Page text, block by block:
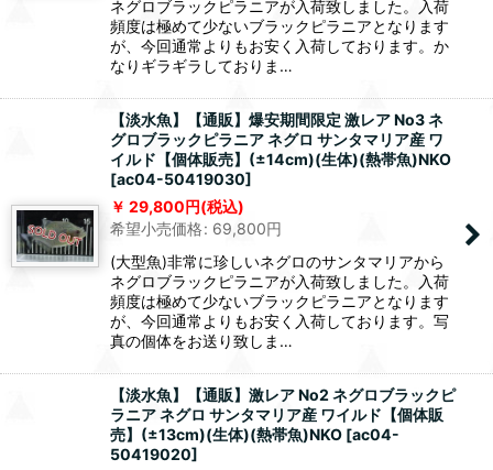
ネグロブラックピラニアが入荷致しました。入荷
頻度は極めて少ないブラックピラニアとなります
が、今回通常よりもお安く入荷しております。か
なりギラギラしておりま…
【淡水魚】【通販】爆安期間限定 激レア No3 ネ
グロブラックピラニア ネグロ サンタマリア産 ワ
イルド【個体販売】(±14cm)(生体)(熱帯魚)NKO
[ac04-50419030]
29,800円(税込)
希望小売価格: 69,800円
(大型魚)非常に珍しいネグロのサンタマリアから
ネグロブラックピラニアが入荷致しました。入荷
頻度は極めて少ないブラックピラニアとなります
が、今回通常よりもお安く入荷しております。写
真の個体をお送り致しま…
【淡水魚】【通販】激レア No2 ネグロブラックピ
ラニア ネグロ サンタマリア産 ワイルド【個体販
売】(±13cm)(生体)(熱帯魚)NKO [ac04-
50419020]